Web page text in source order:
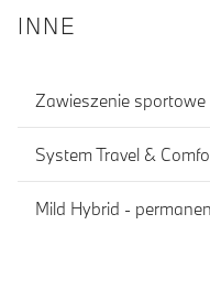
INNE
Zawieszenie sportowe
System Travel &
Mild Hybrid -